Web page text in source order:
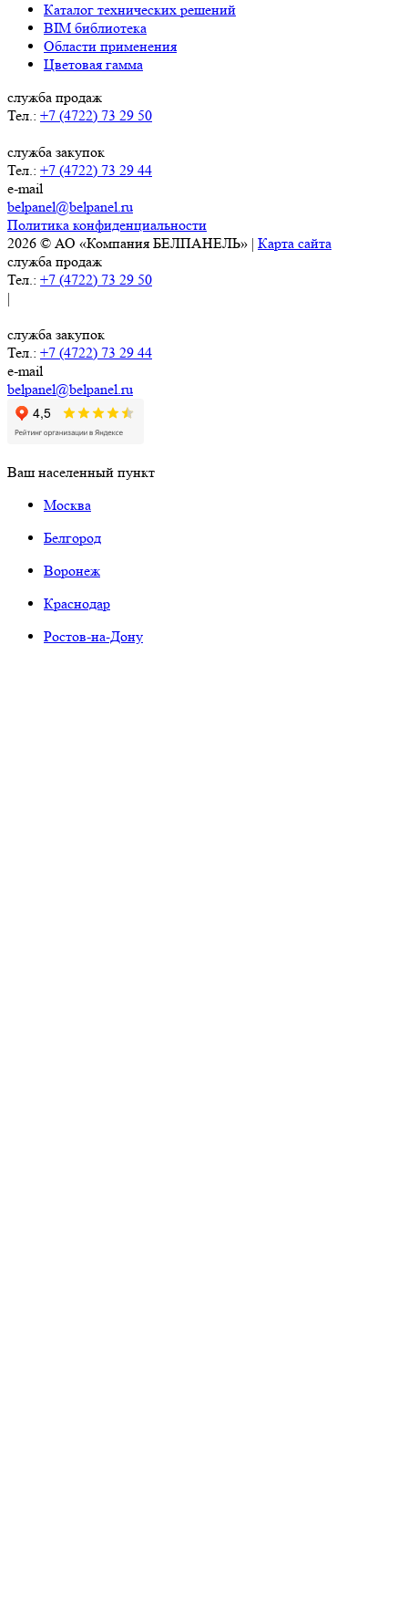
Каталог технических решений
BIM библиотека
Области применения
Цветовая гамма
служба продаж
Тел.: +7 (4722) 73 29 50
служба закупок
Тел.: +7 (4722) 73 29 44
e-mail
belpanel@belpanel.ru
Политика конфиденциальности
2026 © АО «Компания БЕЛПАНЕЛЬ» | Карта сайта
служба продаж
Тел.: +7 (4722) 73 29 50
|
служба закупок
Тел.: +7 (4722) 73 29 44
e-mail
belpanel@belpanel.ru
Ваш населенный пункт
Москва
Белгород
Воронеж
Краснодар
Ростов-на-Дону